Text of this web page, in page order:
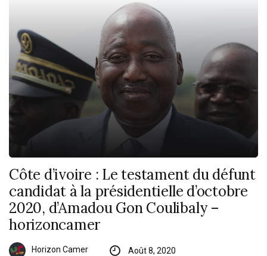
Côte d’ivoire : Le testament du défunt
candidat à la présidentielle d’octobre
2020, d’Amadou Gon Coulibaly –
horizoncamer
Horizon Camer Août 8, 2020